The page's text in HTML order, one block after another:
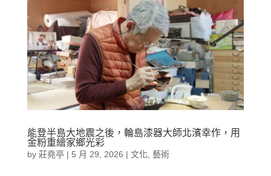
能登半島大地震之後，輪島漆器大師北濱幸作，用
金粉重繪家鄉光彩
by 莊堯亭| 5 月 29, 2026 | 文化, 藝術